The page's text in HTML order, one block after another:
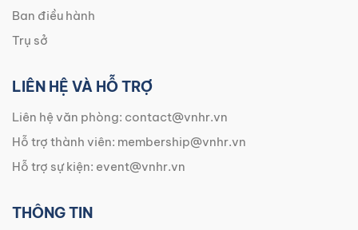
Ban điều hành
Trụ sở
LIÊN HỆ VÀ HỖ TRỢ
Liên hệ văn phòng: contact@vnhr.vn
Hỗ trợ thành viên: membership@vnhr.vn
Hỗ trợ sự kiện: event@vnhr.vn
THÔNG TIN